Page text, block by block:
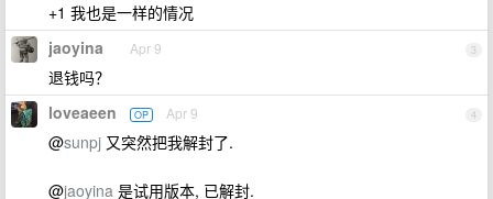
+1 我也是一样的情况
3
jaoyina Apr 9
退钱吗？
4
loveaeen OP Apr 9
@sunpj 又突然把我解封了.
@jaoyina 是试用版本, 已解封.